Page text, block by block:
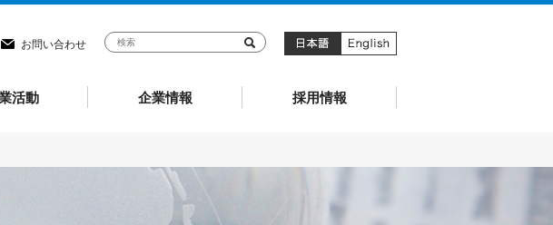
お問い合わせ
活動 企業情報 採用情報